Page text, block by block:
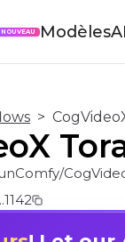
NOUVEAU Modèles
>